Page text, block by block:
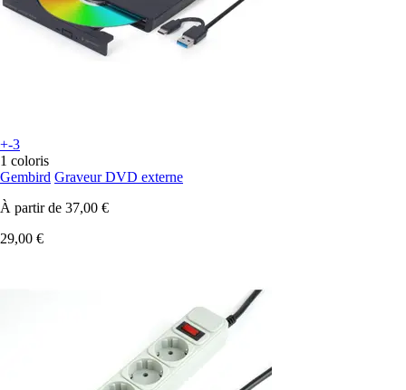
+-3
1 coloris
Gembird Graveur DVD externe
À partir de 37,00 €
29,00 €